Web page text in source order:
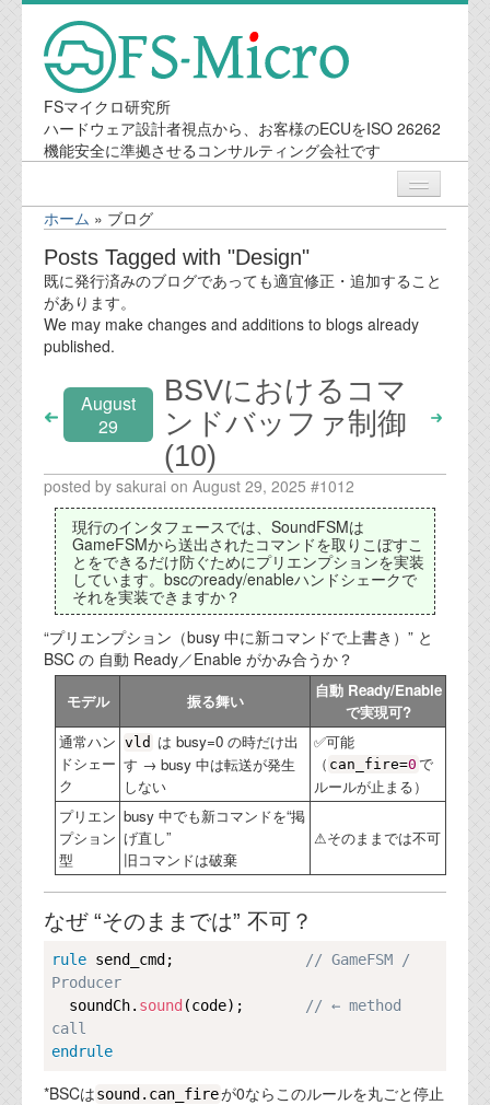
FSマイクロ研究所
ハードウェア設計者視点から、お客様のECUをISO 26262
機能安全に準拠させるコンサルティング会社です
ニュース
業務内容
会社案内
代表ご挨拶
オフィス
実績
ブログ
機能安全ブログ
設計ブログ
テクノロジ
外部投稿記事
ブログテーマ
技術文書
ご希望の方は、お問い合わせページから
資料閲覧パスワードをお問い合わせ頂き
ログインをお願い致します。アカウント
名は"opendocument"です。
ホーム » ブログ
Posts Tagged with "Design"
既に発行済みのブログであっても適宜修正・追加すること
があります。
We may make changes and additions to blogs already
published.
August
29
BSVにおけるコマ
ンドバッファ制御
(10)
posted by sakurai on August 29, 2025 #1012
現行のインタフェースでは、SoundFSMは
GameFSMから送出されたコマンドを取りこぼすこ
とをできるだけ防ぐためにプリエンプションを実装
しています。bscのready/enableハンドシェークで
それを実装できますか？
“プリエンプション（busy 中に新コマンドで上書き）” と
BSC の 自動 Ready／Enable がかみ合うか？
モデル 振る舞い
自動 Ready/Enable
で実現可?
通常ハン
ドシェー
ク
vld は busy=0 の時だけ出
す → busy 中は転送が発生
しない
✅可能
（ can_fire=0 で
ルールが止まる）
プリエン
プション
型
busy 中でも新コマンドを“掲
げ直し”
旧コマンドは破棄
⚠そのままでは不可
なぜ “そのままでは” 不可？
rule send_cmd ;
// GameFSM /
Producer
  soundCh.
sound (code);
// ← method
call
endrule
Copy
*BSCはsound.can_fireが0ならこのルールを丸ごと停止